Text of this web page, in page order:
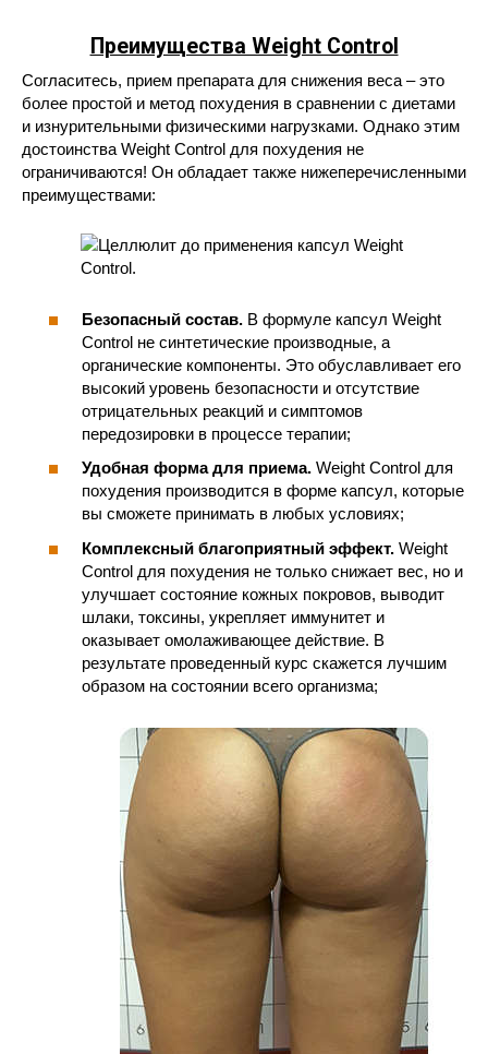
Преимущества Weight Control
Согласитесь, прием препарата для снижения веса – это
более простой и метод похудения в сравнении с диетами
и изнурительными физическими нагрузками. Однако этим
достоинства Weight Control для похудения не
ограничиваются! Он обладает также нижеперечисленными
преимуществами:
Безопасный состав. В формуле капсул Weight
Control не синтетические производные, а
органические компоненты. Это обуславливает его
высокий уровень безопасности и отсутствие
отрицательных реакций и симптомов
передозировки в процессе терапии;
Удобная форма для приема. Weight Control для
похудения производится в форме капсул, которые
вы сможете принимать в любых условиях;
Комплексный благоприятный эффект. Weight
Control для похудения не только снижает вес, но и
улучшает состояние кожных покровов, выводит
шлаки, токсины, укрепляет иммунитет и
оказывает омолаживающее действие. В
результате проведенный курс скажется лучшим
образом на состоянии всего организма;